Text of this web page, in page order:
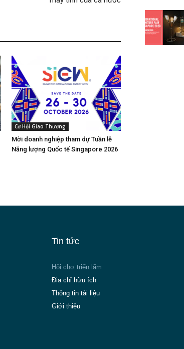
Cơ Hội Giao Thương
Mời doanh nghiệp tham dự Tuần lễ
Năng lượng Quốc tế Singapore 2026
Tin tức
Hội chợ triển lãm
Địa chỉ hữu ích
Thông tin tài liệu
Giới thiệu